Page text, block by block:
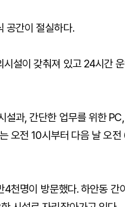
공간이 절실하다.
설이 갖춰져 있고 24시간
과, 간단한 업무를 위한 PC,
오전 10시부터 다음 날 오전
천명이 방문했다. 하안동 간이